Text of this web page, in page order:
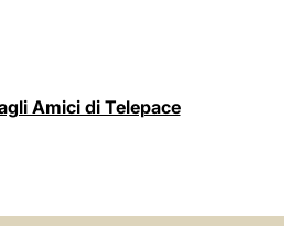
Amici di Telepace